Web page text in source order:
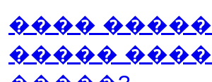
����
�����